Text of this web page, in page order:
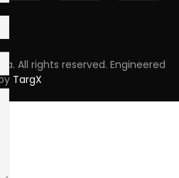
All rights reserved. Engineered
TargX